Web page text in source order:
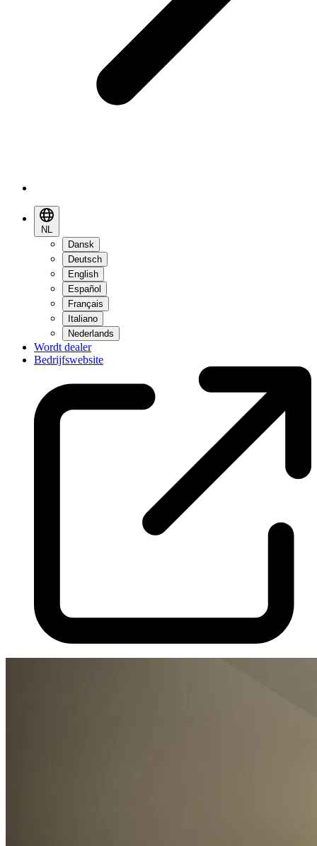
NL
Dansk
Deutsch
English
Español
Français
Italiano
Nederlands
Wordt dealer
Bedrijfswebsite